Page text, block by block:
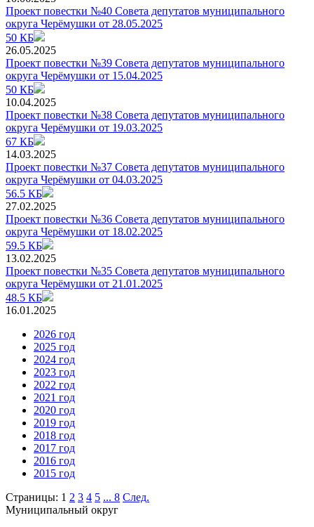
Проект повестки №40 Совета депутатов муниципального
округа Черёмушки от 28.05.2025
50 КБ
26.05.2025
Проект повестки №39 Совета депутатов муниципального
округа Черёмушки от 15.04.2025
50 КБ
10.04.2025
Проект повестки №38 Совета депутатов муниципального
округа Черёмушки от 19.03.2025
67 КБ
14.03.2025
Проект повестки №37 Совета депутатов муниципального
округа Черёмушки от 04.03.2025
56.5 КБ
27.02.2025
Проект повестки №36 Совета депутатов муниципального
округа Черёмушки от 18.02.2025
59.5 КБ
13.02.2025
Проект повестки №35 Совета депутатов муниципального
округа Черёмушки от 21.01.2025
48.5 КБ
16.01.2025
2026 год
2025 год
2024 год
2023 год
2022 год
2021 год
2020 год
2019 год
2018 год
2017 год
2016 год
2015 год
Страницы: 1 2 3 4 5 ... 8 След.
Муниципальный округ